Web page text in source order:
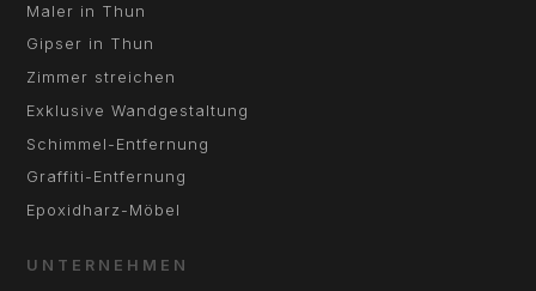
Maler in Thun
Gipser in Thun
Zimmer streichen
Exklusive Wandgestaltung
Schimmel-Entfernung
Graffiti-Entfernung
Epoxidharz-Möbel
UNTERNEHMEN